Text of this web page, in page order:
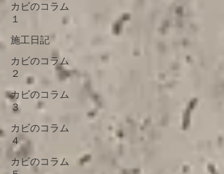
カビのコラム
１
施工日記
カビのコラム
２
カビのコラム
３
カビのコラム
４
カビのコラム